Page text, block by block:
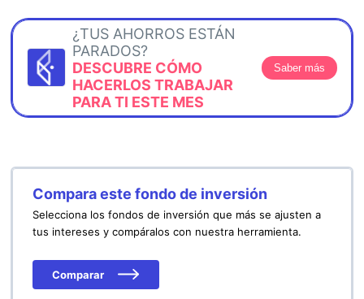
¿TUS AHORROS ESTÁN
PARADOS?
DESCUBRE CÓMO
HACERLOS TRABAJAR
PARA TI ESTE MES
Saber más
Compara este fondo de inversión
Selecciona los fondos de inversión que más se ajusten a
tus intereses y compáralos con nuestra herramienta.
Comparar